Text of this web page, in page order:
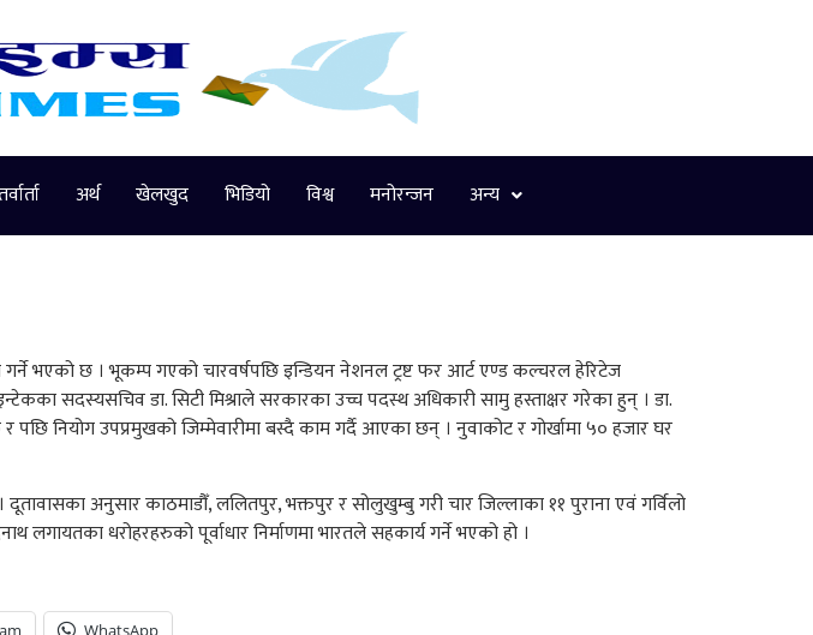
अर्थ खेलखुद भिडियो विश्व मनोरन्जन अन्य
भएको छ । भूकम्प गएको चारवर्षपछि इन्डियन नेशनल ट्रष्ट फर आर्ट एण्ड कल्चरल हेरिटेज
सदस्यसचिव डा. सिटी मिश्राले सरकारका उच्च पदस्थ अधिकारी सामु हस्ताक्षर गरेका हुन् । डा.
नियोग उपप्रमुखको जिम्मेवारीमा बस्दै काम गर्दै आएका छन् । नुवाकोट र गोर्खामा ५० हजार घर
अनुसार काठमाडौँ, ललितपुर, भक्तपुर र सोलुखुम्बु गरी चार जिल्लाका ११ पुराना एवं गर्विलो
लगायतका धरोहरहरुको पूर्वाधार निर्माणमा भारतले सहकार्य गर्ने भएको हो ।
WhatsApp